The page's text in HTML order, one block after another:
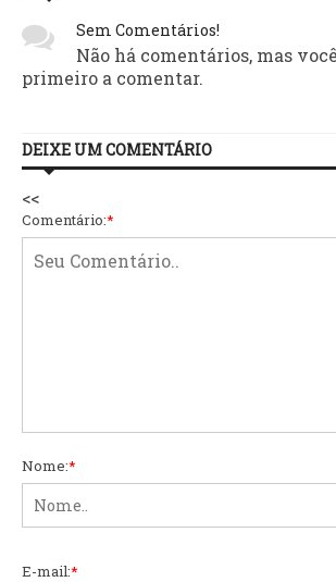
Sem Comentários!
Não há comentários, mas
primeiro a comentar.
DEIXE UM COMENTÁRIO
<<
Comentário:*
Nome:*
E-mail:*